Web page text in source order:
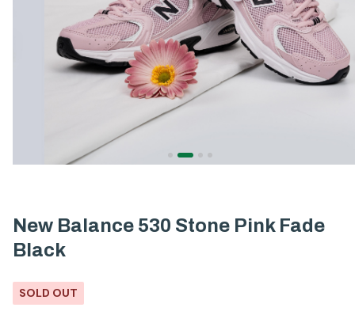
New Balance 530 Stone Pink Fade
Black
SOLD OUT